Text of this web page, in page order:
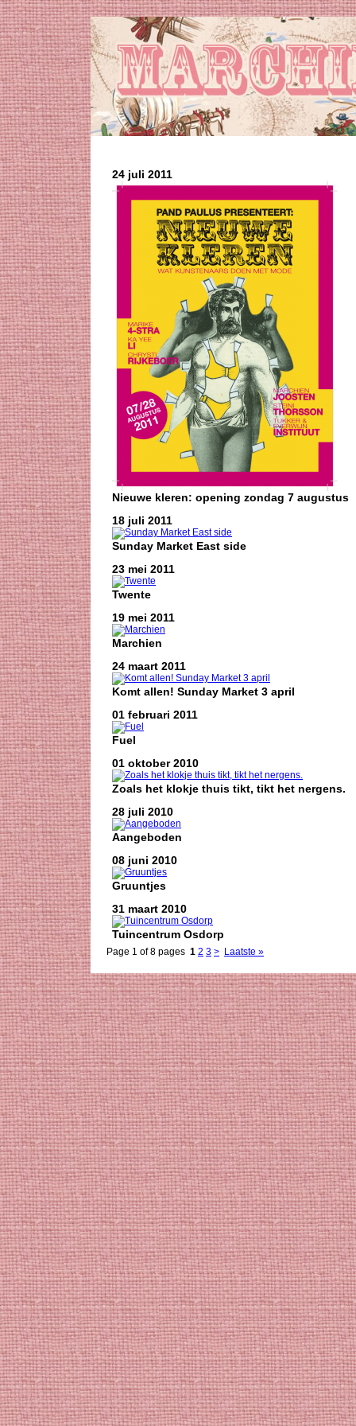
24 juli 2011
Nieuwe kleren: opening zondag 7 augustus
18 juli 2011
Sunday Market East side
23 mei 2011
Twente
19 mei 2011
Marchien
24 maart 2011
Komt allen! Sunday Market 3 april
01 februari 2011
Fuel
01 oktober 2010
Zoals het klokje thuis tikt, tikt het nergens.
28 juli 2010
Aangeboden
08 juni 2010
Gruuntjes
31 maart 2010
Tuincentrum Osdorp
Page 1 of 8 pages 1 2 3 > Laatste »